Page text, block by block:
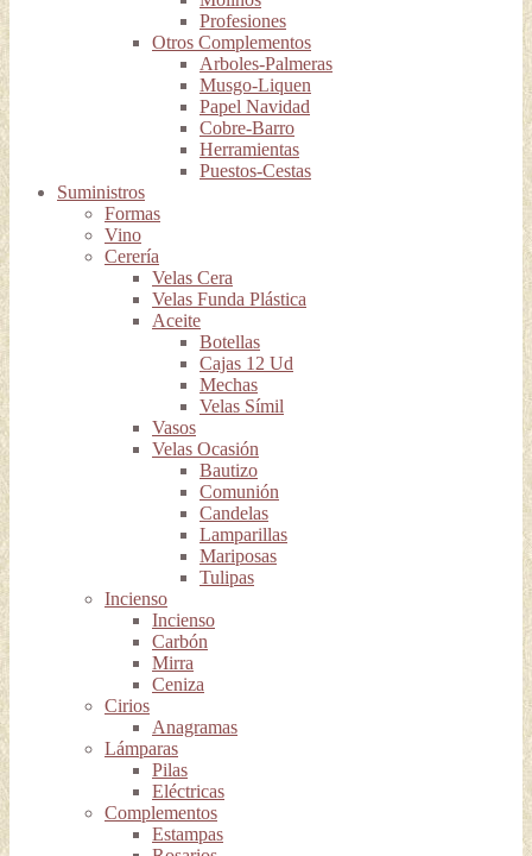
Profesiones
Otros Complementos
Arboles-Palmeras
Musgo-Liquen
Papel Navidad
Cobre-Barro
Herramientas
Puestos-Cestas
Suministros
Formas
Vino
Cerería
Velas Cera
Velas Funda Plástica
Aceite
Botellas
Cajas 12 Ud
Mechas
Velas Símil
Vasos
Velas Ocasión
Bautizo
Comunión
Candelas
Lamparillas
Mariposas
Tulipas
Incienso
Incienso
Carbón
Mirra
Ceniza
Cirios
Anagramas
Lámparas
Pilas
Eléctricas
Complementos
Estampas